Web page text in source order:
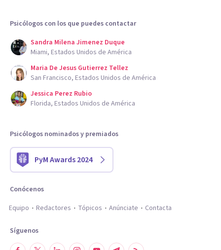
Psicólogos con los que puedes contactar
Sandra Milena Jimenez Duque
Miami, Estados Unidos de América
Maria De Jesus Gutierrez Tellez
San Francisco, Estados Unidos de América
Jessica Perez Rubio
Florida, Estados Unidos de América
Psicólogos nominados y premiados
PyM Awards 2024
Conócenos
Equipo
Redactores Tópicos Anúnciate Contacta
Síguenos